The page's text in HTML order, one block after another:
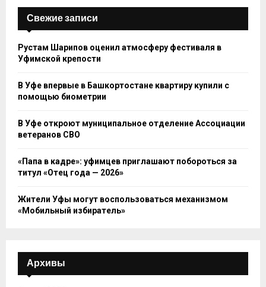
Свежие записи
Рустам Шарипов оценил атмосферу фестиваля в
Уфимской крепости
В Уфе впервые в Башкортостане квартиру купили с
помощью биометрии
В Уфе откроют муниципальное отделение Ассоциации
ветеранов СВО
«Папа в кадре»: уфимцев приглашают побороться за
титул «Отец года — 2026»
Жители Уфы могут воспользоваться механизмом
«Мобильный избиратель»
Архивы